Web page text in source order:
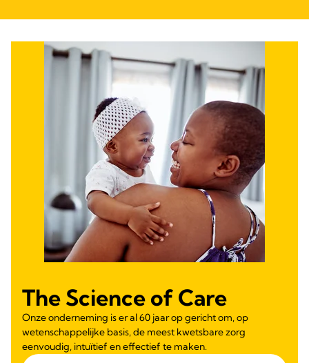
The Science of Care
Onze onderneming is er al 60 jaar op gericht om, op
wetenschappelijke basis, de meest kwetsbare zorg
eenvoudig, intuïtief en effectief te maken.